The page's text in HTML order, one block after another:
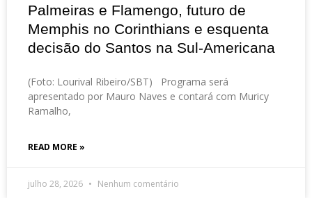
Palmeiras e Flamengo, futuro de
Memphis no Corinthians e esquenta
decisão do Santos na Sul-Americana
(Foto: Lourival Ribeiro/SBT) Programa será
apresentado por Mauro Naves e contará com Muricy
Ramalho,
READ MORE »
julho 28, 2026 Nenhum comentário